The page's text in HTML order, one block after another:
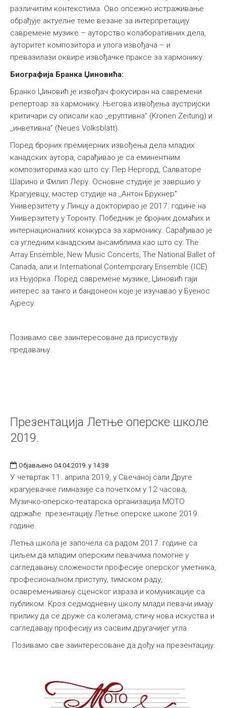
различитим контекстима. Ово опсежно истраживање
обрађује актуелне теме везане за интерпретацију
савремене музике – ауторство колаборативних дела,
ауторитет композитора и улога извођача – и
превазилази оквире извођачке праксе за хармонику.
Биографија Бранка Џиновића:
Бранко Џиновић је извођач фокусиран на савремени
репертоар за хармонику. Његова извођења аустријски
критичари су описали као ,,еруптивна” (Kronen Zeitung) и
,,инветивна” (Neues Volksblatt).
Поред бројних премијерних извођења дела младих
канадских аутора, сарађивао је са еминентним
композиторима као што су: Пер Нергорд, Салваторе
Шарино и Филип Леру. Основне студије је завршио у
Крагујевцу, мастер студије на ,,Антон Брукнер"
Универзитету у Линцу а докторирао је 2017. године на
Универзитету у Торонту. Победник је бројних домаћих и
интернационалних конкурса за хармонику. Сарађивао је
са угледним канадским ансамблима као што су: The
Array Ensemble, New Music Concerts, The National Ballet of
Canada, али и International Contemporary Ensemble (ICE)
из Њујорка. Поред савремене музике, Џиновић гаји
интерес за танго и бандонеон које је изучавао у Буенос
Ајресу.
Позивамо све заинтересоване да присуствују
предавању.
Презентација Летње оперске школе
2019.
Објављено 04.04.2019. у 14:38
У четвртак 11. априла 2019, у Свечаној сали Друге
крагујевачке гимназије са почетком у 12 часова,
Музичко-оперско-театарска организација МОТО
одржаће презентацију Летње оперске школе 2019.
године.
Летња школа је започела са радом 2017. године са
циљем да младим оперским певачима помогне у
сагледавању сложености професије оперског уметника,
професионалном приступу, тимском раду,
осавремењивању сценског израза и комуникације са
публиком. Кроз седмодневну школу млади певачи имају
прилику да се друже са колегама, стичу нова искуства и
сагледавају професију из сасвим другачијег угла.
Позивамо све заинтересоване да дођу на презентацију.